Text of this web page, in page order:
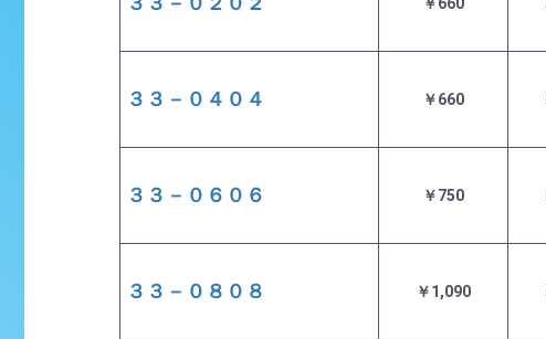
３３－０４０４ ￥660
３３－０６０６ ￥750
３３－０８０８ ￥1,090